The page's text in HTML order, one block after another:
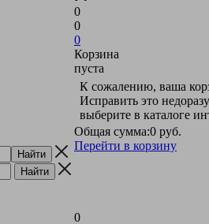
0
0
0
Корзина
пуста
К сожалению, ваша
Исправить это
выберите в каталоге
Общая сумма:0 руб.
Перейти в корзину
0